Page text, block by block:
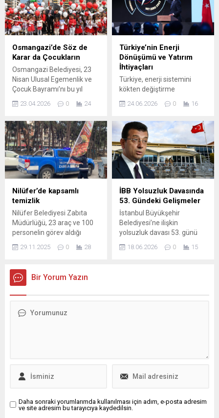
gösterimleri ve küçük
puntolarla gizlenen
koşulların tespit edildiği
denetimlerde, şeffaflık
vurgusu öne çıkıyor.
Denetimler sonucunda;
kampanya metninde geniş
kapsam vaadi verilirken
birçok ürünün dipnotlarla
hariç...
Nilüfer İlçe Başkanı Özgür
Şahin’in açılış konuşmasıyla
başladı. Programa Türkiye
Muhtarlar Konfederasyonu
Temsilcisi Dilek Tez, Bursa
Muhtarlar Derneği Başkanı
Erol Yılmazer, Nilüfer
Muhtarlar Derneği Başkanı
Recep Bayraktar, Nilüferli...
Osmangazi’de Söz de
Karar da Çocukların
Osmangazi Belediyesi, 23
Nisan Ulusal Egemenlik ve
Çocuk Bayramı’nı bu yıl
hayalleri gerçeğe
dönüştüren anlamlı bir
Osmangazi Çocuk
Meclisi’nin aldığı kararla
hayat bulan Karıncalı Parkı,
neşe ve coşku dolu bir
törenle hizmete açıldı.
Osmangazi Belediyesi,
çocukların düşüncelerine
önem veren ve onları yerel
şekilde dahil eden...
23.04.2026 0 24
Türkiye’nin Enerji
Dönüşümü ve Yatırım
İhtiyaçları
Türkiye, enerji sistemini
kökten değiştirme
sürecinde; güneş, rüzgar ve
nükleer gibi kaynaklara
önümüzdeki yıllara
hazırlanıyor. Bakan
Alparslan Bayraktar,
uluslararası yatırımcı ve
finans çevrelerine yönelik
sunumunda ülkenin enerji
stratejisinin ana hatlarını ve
yatırım gereksinimlerini
paylaştı. Elektrik talebinin
hızlı yükselişi, enerji arz
güvenliği ve 2053 için
belirlenen karbon nötrlük
hedefi,...
24.06.2026 0 16
Nilüfer’de kapsamlı
temizlik
Nilüfer Belediyesi Zabıta
Müdürlüğü, 23 araç ve 100
personelin görev aldığı
kamu kullanımına açık
estetiğini bozan
materyalleri yasal prosedür
yaya güvenliğini tehdit eden
29.11.2025 0 28
İBB Yolsuzluk Davasında
53. Gündeki Gelişmeler
İstanbul Büyükşehir
Belediyesi’ne ilişkin
yolsuzluk davası 53. günü
savunmalarla devam
savunma yapacak; ayrıca...
18.06.2026 0 15
Bir Yorum Yazın
Daha sonraki yorumlarımda kullanılması için adım, e-posta adresim
ve site adresim bu tarayıcıya kaydedilsin.